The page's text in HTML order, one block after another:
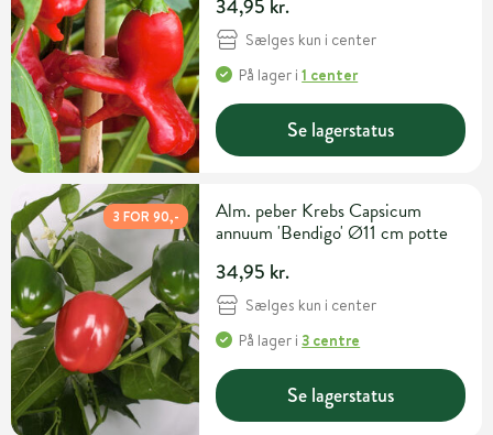
34,95 kr.
Sælges kun i center
På lager i1 center
Se lagerstatus
3 FOR 90,-
Alm. peber Krebs Capsicum
annuum 'Bendigo' Ø11 cm potte
34,95 kr.
Sælges kun i center
På lager i3 centre
Se lagerstatus